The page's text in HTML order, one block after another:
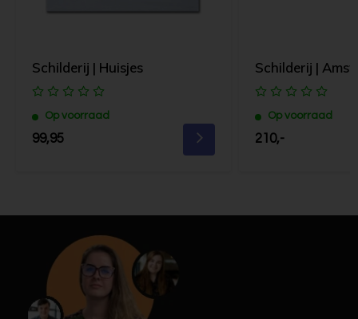
Schilderij | Huisjes
Op voorraad
99,95
Schilderij |
Op voorraad
210,-